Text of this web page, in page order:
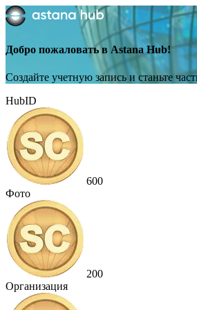
Добро пожаловать в Astana Hub!
Создайте учетную запись и станьте
HubID
600
Фото
200
Организация